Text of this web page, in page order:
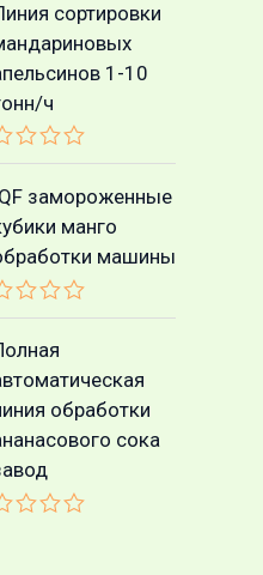
сортировки
1-10
ч
замороженные
манго
машины
обработки
сока